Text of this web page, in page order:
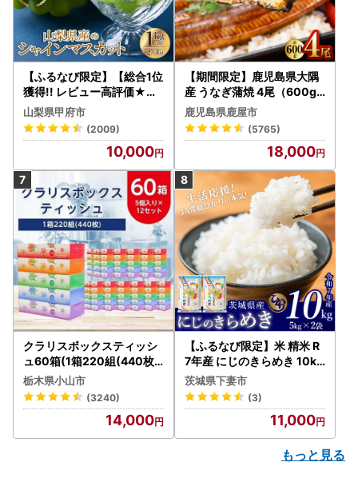
【ふるなび限定】【総合1位
獲得!! レビュー高評価★】
〈2026年度配送分〉山梨
県産 シャインマスカット 2
～3房（1.0kg以上）シャイ
ン フルーツ FN-Limited-S
P
山梨県甲府市
(2009)
10,000
【期間限定】鹿児島県大隅
産 うなぎ蒲焼 4尾（600g
） KN007-004-04-cp18
うなぎ 鰻 魚 惣菜 総菜
鹿児島県鹿屋市
(5765)
18,000
クラリスボックスティッシ
ュ60箱(1箱220組(440枚))
(5個入り×12セット)【配送
不可地域：離島・沖縄県】
【1256759】
栃木県小山市
(3240)
14,000
【ふるなび限定】米 精米 R
7年産 にじのきらめき 10kg
10月 FN-Limited-PR
茨城県下妻市
(3)
11,000
もっと見る